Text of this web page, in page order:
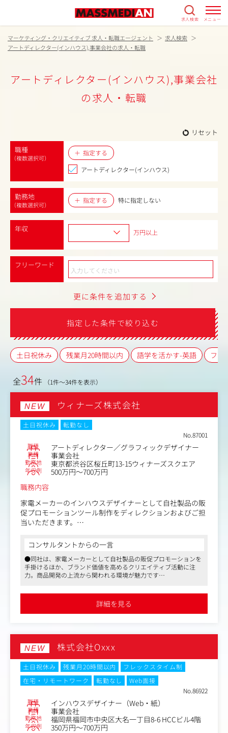
求人検索 メニュー
マーケティング・クリエイティブ 求人・転職エージェント
求人検索
アートディレクター(インハウス),事業会社の求人・転職
アートディレクター(インハウス),事業会社
の求人・転職
リセット
職種
（複数選択可）
指定する
アートディレクター(インハウス)
勤務地
（複数選択可）
指定する 特に指定しない
年収 万円以上
フリーワード
更に条件を追加する
指定した条件で絞り込む
土日祝休み 残業月20時間以内 語学を活かす-英語 フレ
全34件 （1件～34件を表示）
NEW ウィナーズ株式会社
土日祝休み
転勤なし
No.87001
職種 アートディレクター／グラフィックデザイナー
業種 事業会社
勤務地 東京都渋谷区桜丘町13-15ウィナーズスクエア
年収例
500万円～700万円
職務内容
家電メーカーのインハウスデザイナーとして自社製品の販
促プロモーションツール制作をディレクションおよびご担
当いただきます。
告・カタログ・パッケージ・リーフレット・Web（HP、S
NS他）など、多岐にわたります。
全国の家電量販店、インテリアや雑貨の専門店などで販売
されていますので、店頭ツールや什器の制作も発生しま
す。
り、自前のハウススタジオや、オフィスのショールームに
はキッチンもありますので、スタイリストやカメラマンと
ブ・販促制作を行っていただく場合もございます。
▼募集ポジションについて
①組織強化のためアートディレクター兼デザイナーを募集
しています。（1名）
社内のクリエイティブ体制を見ていただき、ディレクショ
ン業務とデザインワークをお願いいたします。
②プロジェクトを一貫して見ていたけるデザイナーを募集
しております。（2名）
コンサルタントからの一言
●同社は、家電メーカーとして自社製品の販促プロモーションを
手掛けるほか、ブランド価値を高めるクリエイティブ活動に注
力。商品開発の上流から関われる環境が魅力です
ブック制作など、幅広いクリエイティブ業務に携われます
●渋谷駅徒歩4分の好立地で、年間休日125日や副業可など、柔軟
な働き方が可能です
詳細を見る
NEW 株式会社Oxxx
土日祝休み 残業月20時間以内
フレックスタイム制
在宅・リモートワーク
転勤なし
Web面接
No.86922
職種 インハウスデザイナー（Web・紙）
業種 事業会社
勤務地 福岡県福岡市中央区大名一丁目8-6 HCCビル4階
年収例
350万円～700万円